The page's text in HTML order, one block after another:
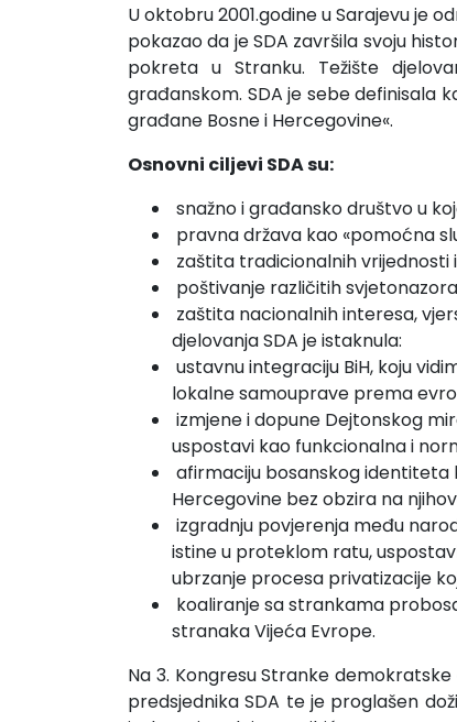
U oktobru 2001.godine u Sarajevu je
pokazao da je SDA završila svoju
pokreta u Stranku. Težište
građanskom. SDA je sebe definisala
građane Bosne i Hercegovine«.
Osnovni ciljevi SDA su:
snažno i građansko društvo u
pravna država kao «pomoćna
zaštita tradicionalnih
poštivanje različitih
zaštita nacionalnih interesa,
djelovanja SDA je istaknula:
ustavnu integraciju BiH, koju
lokalne samouprave prema
izmjene i dopune Dejtonskog
uspostavi kao funkcionalna i
afirmaciju bosanskog identiteta
Hercegovine bez obzira na
izgradnju povjerenja među
istine u proteklom ratu,
ubrzanje procesa privatizacije
koaliranje sa strankama
stranaka Vijeća Evrope.
Na 3. Kongresu Stranke
predsjednika SDA te je proglašen